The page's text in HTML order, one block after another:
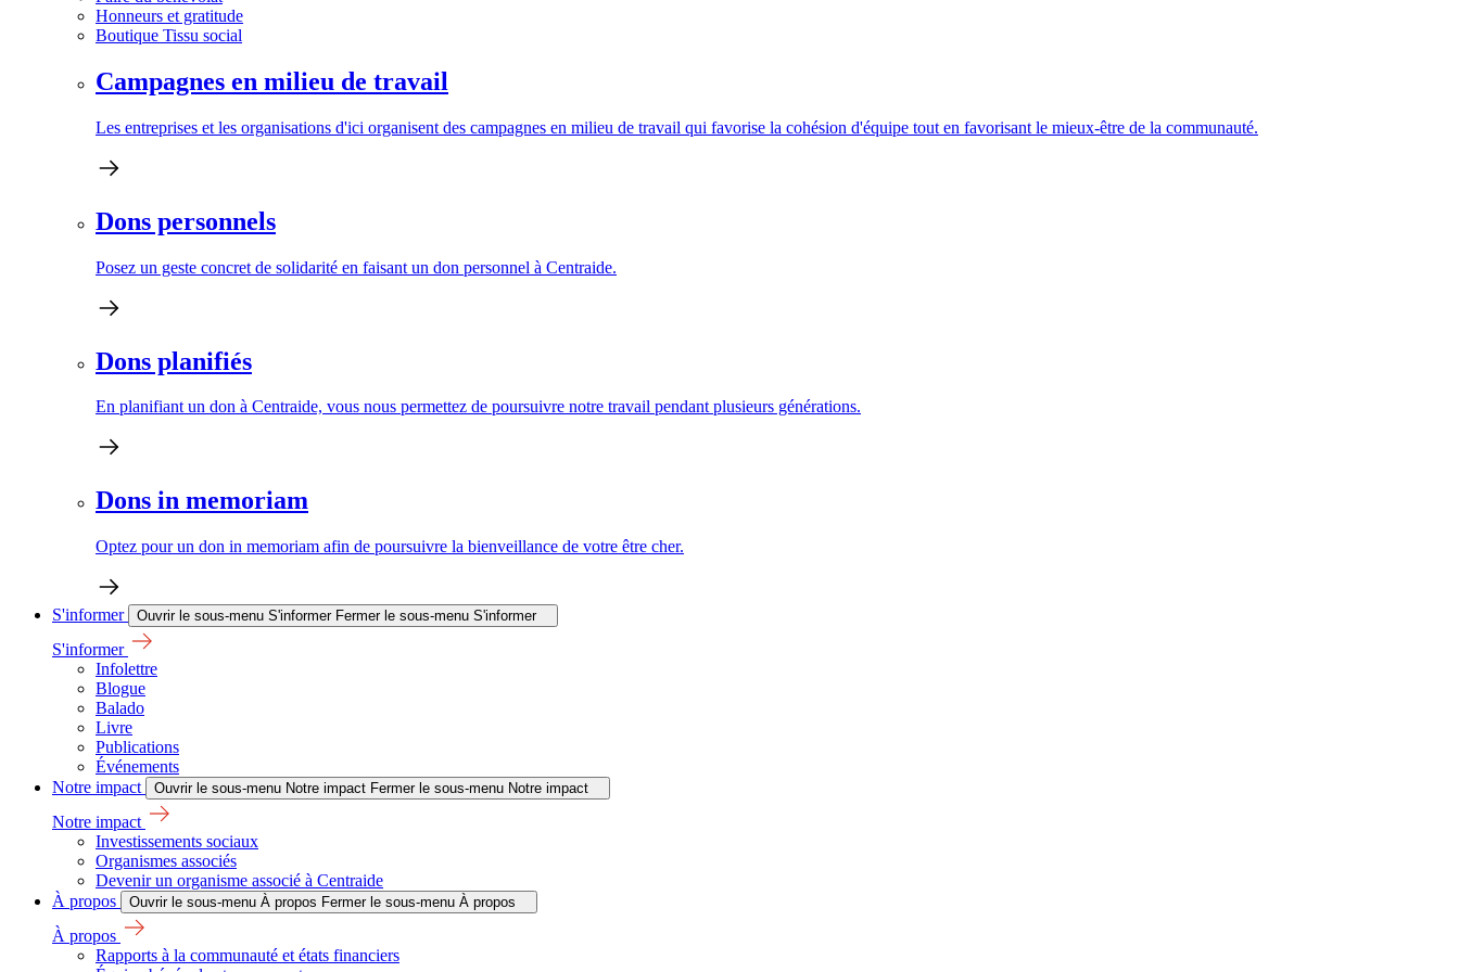
Honneurs et gratitude
Boutique Tissu social
Campagnes en milieu de travail
Les entreprises et les organisations d'ici organisent des campagnes en milieu de travail qui favorise la cohésion d'équipe tout en favorisant le mieux-être de la communauté.
Dons personnels
Posez un geste concret de solidarité en faisant un don personnel à Centraide.
Dons planifiés
En planifiant un don à Centraide, vous nous permettez de poursuivre notre travail pendant plusieurs générations.
Dons in memoriam
Optez pour un don in memoriam afin de poursuivre la bienveillance de votre être cher.
S'informer Ouvrir le sous-menu S'informer Fermer le sous-menu S'informer
S'informer
Infolettre
Blogue
Balado
Livre
Publications
Événements
Notre impact
Ouvrir le sous-menu Notre impact Fermer le sous-menu Notre impact
Notre impact
Investissements sociaux
Organismes associés
Devenir un organisme associé à Centraide
À propos
Ouvrir le sous-menu À propos Fermer le sous-menu À propos
À propos
Rapports à la communauté et états financiers